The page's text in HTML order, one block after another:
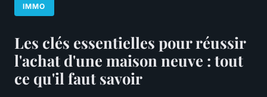
IMMO
Les clés essentielles pour réussir
l'achat d'une maison neuve : tout
ce qu'il faut savoir